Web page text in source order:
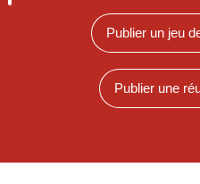
Publier un jeu
Publier une